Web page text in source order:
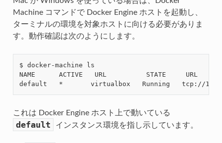
Machine コマンドで Docker Engine ホストを起動し、
ターミナルの環境を対象ホストに向ける必要がありま
す。動作確認は次のようにします。
$ docker-machine ls
NAME      ACTIVE   URL          STATE     URL
これは Docker Engine ホスト上で動いている
default インスタンス環境を指し示しています。